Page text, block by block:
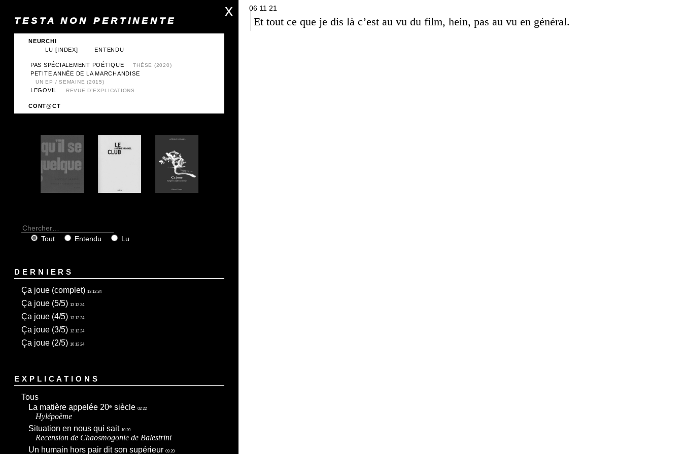
x
TESTA NON PERTINENTE
NEURCHI
LU [INDEX] ENTENDU
PAS SPÉCIALEMENT POÉTIQUE THÈSE (2020)
PETITE ANNÉE DE LA MARCHANDISE
UN EP / SEMAINE (2015)
LEGOVIL REVUE D’EXPLICATIONS
CONT@CT
Tout Entendu Lu
DERNIERS
Ça joue (complet) 13 12 24
Ça joue (5/5) 13 12 24
Ça joue (4/5) 13 12 24
Ça joue (3/5) 12 12 24
Ça joue (2/5) 10 12 24
EXPLICATIONS
Tous
La matière appelée 20e siècle 02 22
Hylépoème
Situation en nous qui sait 10 20
Recension de Chaosmogonie de Balestrini
Un humain hors pair dit son supérieur 09 20
06 11 21
Et tout ce que je dis là c’est au vu du film, hein, pas au vu en général.